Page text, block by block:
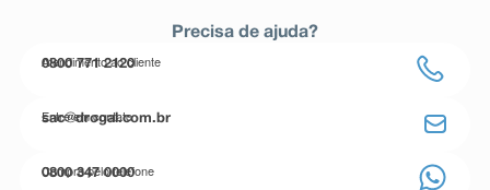
Precisa de ajuda?
Atendimento ao cliente
0800 771 2120
Entre em contato
sac@drogal.com.br
Compre pelo telefone
0800 347 0000